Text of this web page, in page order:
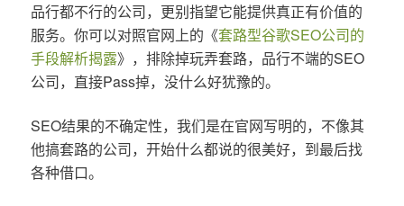
品行都不行的公司，更别指望它能提供真正有价值的
服务。你可以对照官网上的《套路型谷歌SEO公司的
手段解析揭露》，排除掉玩弄套路，品行不端的SEO
公司，直接Pass掉，没什么好犹豫的。
SEO结果的不确定性，我们是在官网写明的，不像其
他搞套路的公司，开始什么都说的很美好，到最后找
各种借口。